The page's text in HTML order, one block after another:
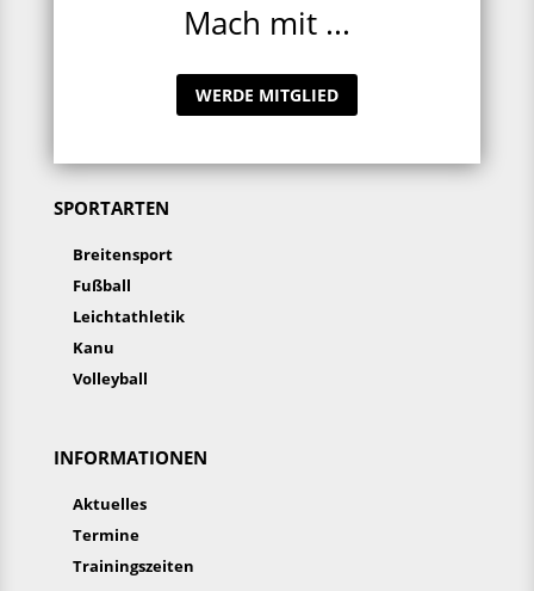
Mach mit ...
WERDE MITGLIED
SPORTARTEN
Breitensport
Fußball
Leichtathletik
Kanu
Volleyball
INFORMATIONEN
Aktuelles
Termine
Trainingszeiten